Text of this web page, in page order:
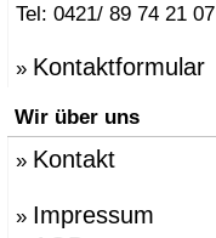
Tel: 0421/ 89 74 21 07
» Kontaktformular
Wir über uns
» Kontakt
» Impressum